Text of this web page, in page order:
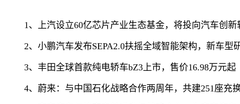
1、上汽设立60亿芯片产业生态基金，将投向汽车创
2、小鹏汽车发布SEPA2.0扶摇全域智能架构，新车型
3、丰田全球首款纯电轿车bZ3上市，售价16.98万元起
4、蔚来：与中国石化战略合作两周年，共建251座充